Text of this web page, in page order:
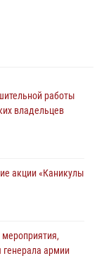
работы
владельцев
акции «Каникулы
армии